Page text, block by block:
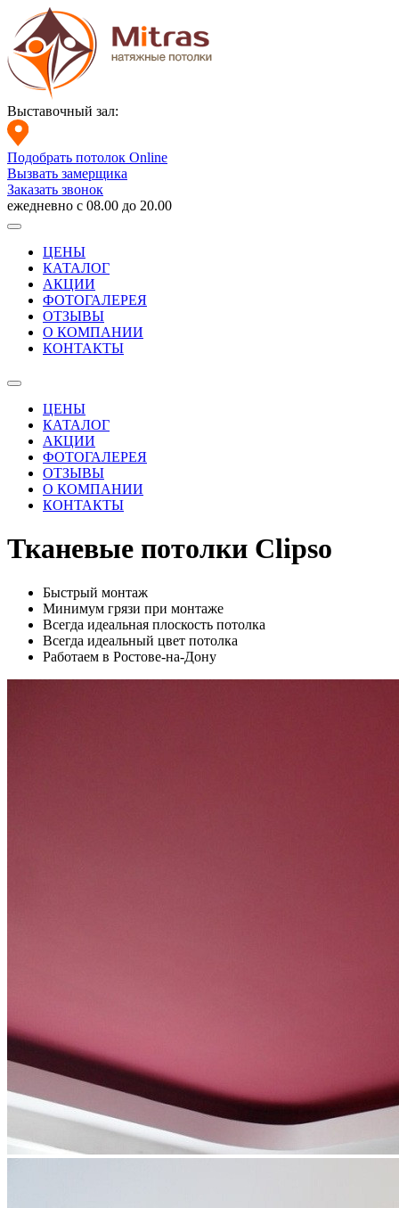
Выставочный зал:
Подобрать потолок Online
Вызвать замерщика
Заказать звонок
ежедневно с 08.00 до 20.00
ЦЕНЫ
КАТАЛОГ
АКЦИИ
ФОТОГАЛЕРЕЯ
ОТЗЫВЫ
О КОМПАНИИ
КОНТАКТЫ
ЦЕНЫ
КАТАЛОГ
АКЦИИ
ФОТОГАЛЕРЕЯ
ОТЗЫВЫ
О КОМПАНИИ
КОНТАКТЫ
Тканевые потолки Clipso
Быстрый монтаж
Минимум грязи при монтаже
Всегда идеальная плоскость потолка
Всегда идеальный цвет потолка
Работаем в Ростове-на-Дону